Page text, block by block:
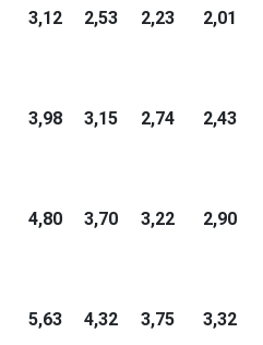
3,12 2,53 2,23 2,01
3,98 3,15 2,74 2,43
4,80 3,70 3,22 2,90
5,63 4,32 3,75 3,32